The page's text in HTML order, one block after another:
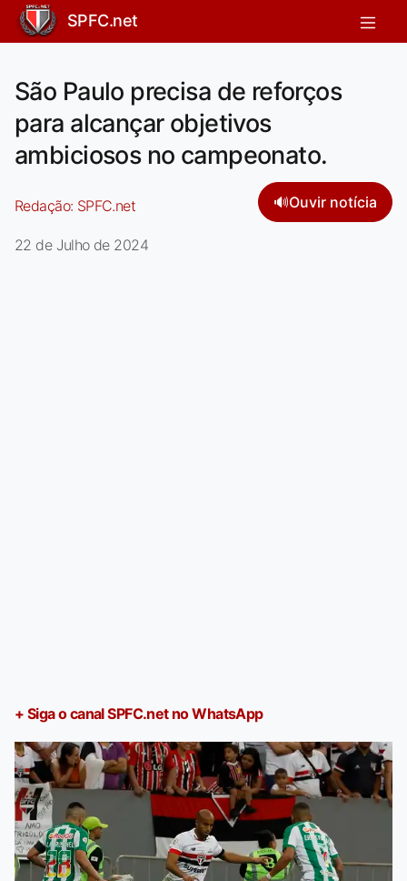
SPFC.net
São Paulo precisa de reforços
para alcançar objetivos
ambiciosos no campeonato.
Redação: SPFC.net 🔊Ouvir notícia
22 de Julho de 2024
+ Siga o canal SPFC.net no WhatsApp